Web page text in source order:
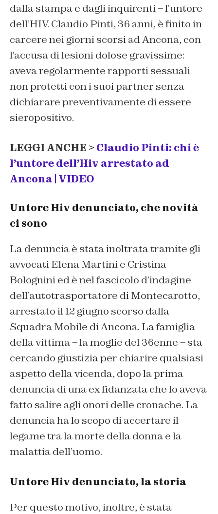
dalla stampa e dagli inquirenti – l’untore
dell’HIV. Claudio Pinti, 36 anni, è finito in
carcere nei giorni scorsi ad Ancona, con
l’accusa di lesioni dolose gravissime:
aveva regolarmente rapporti sessuali
non protetti con i suoi partner senza
dichiarare preventivamente di essere
sieropositivo.
LEGGI ANCHE > Claudio Pinti: chi è
l’untore dell’Hiv arrestato ad
Ancona | VIDEO
Untore Hiv denunciato, che novità
ci sono
La denuncia è stata inoltrata tramite gli
avvocati Elena Martini e Cristina
Bolognini ed è nel fascicolo d’indagine
dell’autotrasportatore di Montecarotto,
arrestato il 12 giugno scorso dalla
Squadra Mobile di Ancona. La famiglia
della vittima – la moglie del 36enne – sta
cercando giustizia per chiarire qualsiasi
aspetto della vicenda, dopo la prima
denuncia di una ex fidanzata che lo aveva
fatto salire agli onori delle cronache. La
denuncia ha lo scopo di accertare il
legame tra la morte della donna e la
malattia dell’uomo.
Untore Hiv denunciato, la storia
Per questo motivo, inoltre, è stata